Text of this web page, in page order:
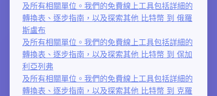
及所有相關單位。我們的免費線上工具包括詳細的
轉換表、逐步指南，以及探索其他 比特幣 到 俄羅
斯盧布
及所有相關單位。我們的免費線上工具包括詳細的
轉換表、逐步指南，以及探索其他 比特幣 到 保加
利亞列弗
及所有相關單位。我們的免費線上工具包括詳細的
轉換表、逐步指南，以及探索其他 比特幣 到 克羅